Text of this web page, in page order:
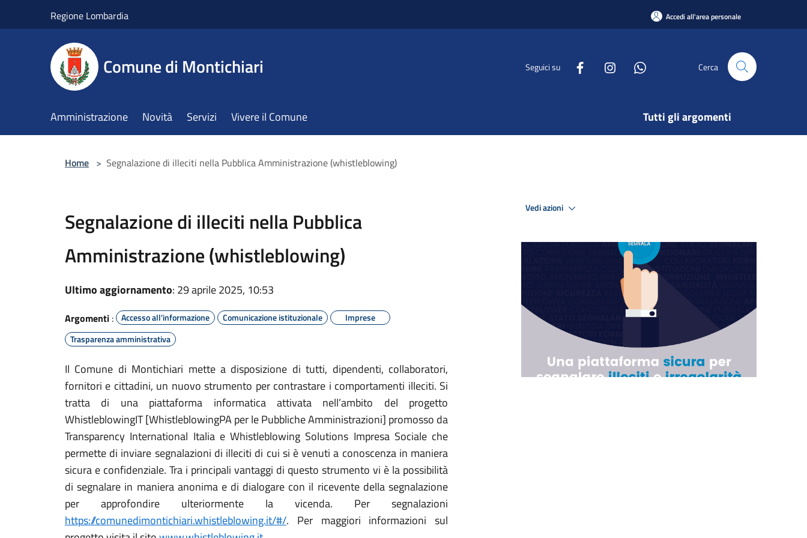
Regione Lombardia Accedi all'area personale
Comune di Montichiari Seguici su Cerca
Amministrazione Novità Servizi Vivere il Comune Tutti gli argomenti
Home > Segnalazione di illeciti nella Pubblica Amministrazione (whistleblowing)
Segnalazione di illeciti nella Pubblica
Amministrazione (whistleblowing)
Ultimo aggiornamento: 29 aprile 2025, 10:53
Argomenti : Accesso all'informazione Comunicazione istituzionale
Imprese
Trasparenza amministrativa
Il Comune di Montichiari mette a disposizione di tutti, dipendenti, collaboratori,
fornitori e cittadini, un nuovo strumento per contrastare i comportamenti illeciti. Si
tratta di una piattaforma informatica attivata nell’ambito del progetto
WhistleblowingIT [WhistleblowingPA per le Pubbliche Amministrazioni] promosso da
Transparency International Italia e Whistleblowing Solutions Impresa Sociale che
permette di inviare segnalazioni di illeciti di cui si è venuti a conoscenza in maniera
sicura e confidenziale. Tra i principali vantaggi di questo strumento vi è la possibilità
di segnalare in maniera anonima e di dialogare con il ricevente della segnalazione
per approfondire ulteriormente la vicenda. Per segnalazioni
https://comunedimontichiari.whistleblowing.it/#/. Per maggiori informazioni sul
Vedi azioni